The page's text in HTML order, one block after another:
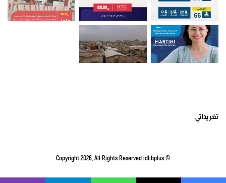
تغريداتي
© Copyright 2026, All Rights Reserved
idlibplus